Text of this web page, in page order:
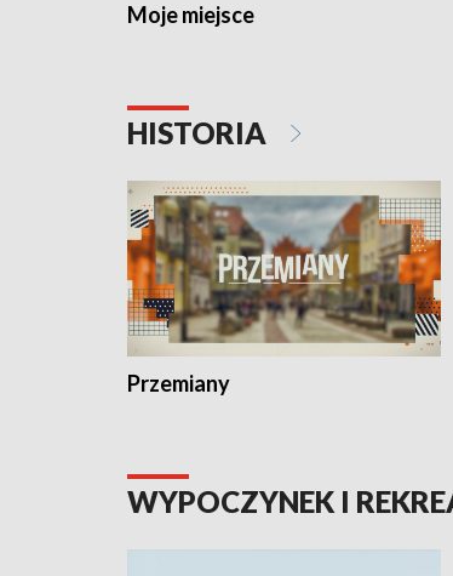
Moje miejsce
HISTORIA
Przemiany
WYPOCZYNEK I